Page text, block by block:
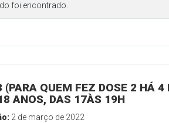
foi encontrado.
(PARA QUEM FEZ DOSE 2 HÁ
ANOS, DAS 17ÀS 19H
2 de março de 2022